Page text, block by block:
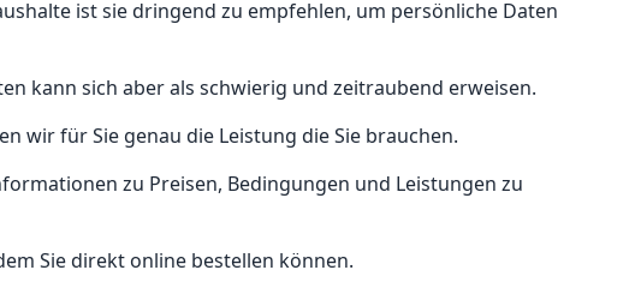
ist sie dringend zu empfehlen, um persönliche Daten
kann sich aber als schwierig und zeitraubend erweisen.
wir für Sie genau die Leistung die Sie brauchen.
zu Preisen, Bedingungen und Leistungen zu
Sie direkt online bestellen können.